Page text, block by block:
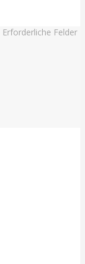
Erforderliche Felder